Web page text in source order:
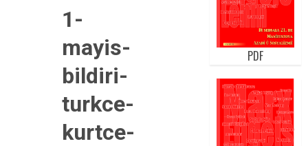
1-
mayis-
bildiri-
turkce-
kurtce-
PDF